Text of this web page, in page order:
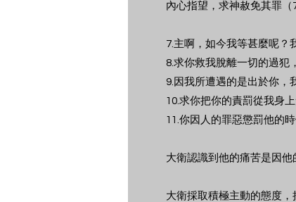
內心指望，求神赦免其罪（
7.主啊，如今我等甚麼呢？
8.求你救我脫離一切的過犯
9.因我所遭遇的是出於你，
10.求你把你的責罰從我身
11.你因人的罪惡懲罰他的
大衛認識到他的痛苦是因
大衛採取積極主動的態度